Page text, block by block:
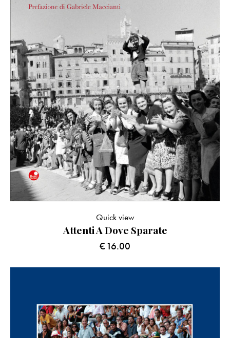
Attenti A Dove Sparate
€16.00
Quick view